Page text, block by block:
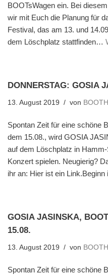
BOOTsWagen ein. Bei
wir mit Euch die Planung für
Festival, das am 13. und
dem Löschplatz stattfinden…
DONNERSTAG: GOSIA
13. August 2019 von
Spontan Zeit für eine schöne
dem 15.08., wird GOSIA
auf dem Löschplatz in
Konzert spielen. Neugierig?
ihr an: Hier ist ein
GOSIA JASINSKA,
15.08.
13. August 2019 von
Spontan Zeit für eine schöne